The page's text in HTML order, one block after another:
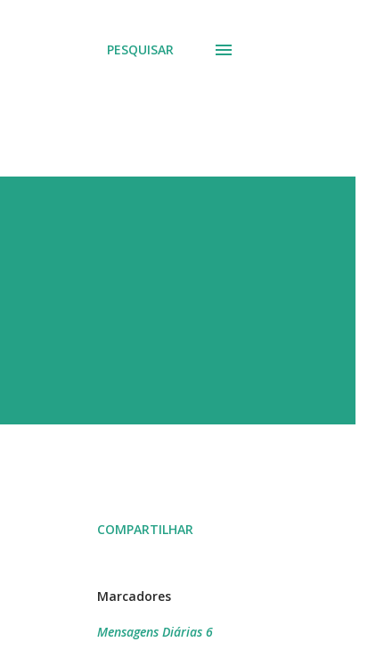
PESQUISAR
COMPARTILHAR
Marcadores
Mensagens Diárias 6